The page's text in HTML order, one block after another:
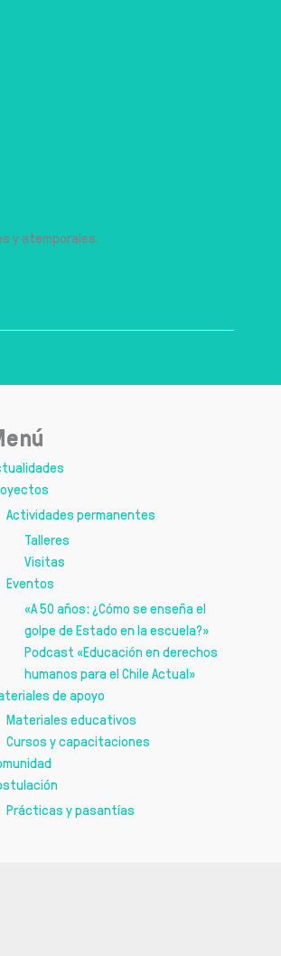
y atemporales.
Actividades permanentes
Talleres
Visitas
Eventos
«A 50 años: ¿Cómo se enseña el
golpe de Estado en la escuela?»
Podcast «Educación en derechos
humanos para el Chile Actual»
de apoyo
Materiales educativos
Cursos y capacitaciones
Prácticas y pasantías